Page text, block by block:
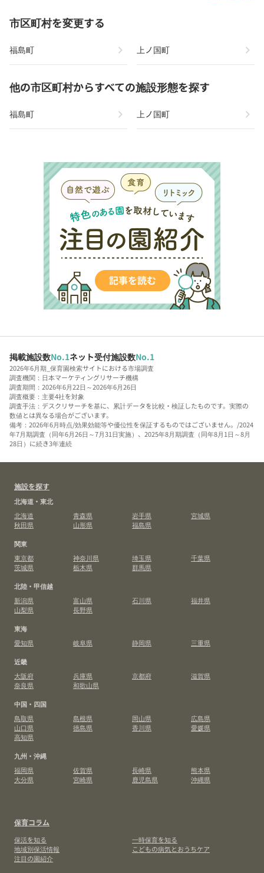
市区町村を変更する
福島町 chevron_right 上ノ国町 chevron_right
他の市区町村からすべての施設形態を探す
福島町 chevron_right 上ノ国町 chevron_right
掲載施設数No.1ネット受付施設数No.1
2026年6月期_保育園検索サイトにおける市場調査
調査機関：日本マーケティングリサーチ機構
調査期間：2026年6月22日～2026年6月26日
調査概要：主要4社を対象
調査手法：デスクリサーチを基に、累計データを比較・検証したものです。実際の
数値とは異なる場合がございます。
備考：2026年6月時点/効果効能等や優位性を保証するものではございません。/2024
年7月期調査（同年6月26日～7月31日実施）、2025年8月期調査（同年8月1日～8月
28日）に続き3年連続
施設を探す
北海道・東北
北海道
青森県 岩手県
宮城県
秋田県
山形県
福島県
関東
東京都
神奈川県 埼玉県
千葉県
茨城県
栃木県
群馬県
北陸・甲信越
新潟県
富山県 石川県
福井県
山梨県
長野県
東海
愛知県
岐阜県 静岡県
三重県
近畿
大阪府
兵庫県 京都府
滋賀県
奈良県
和歌山県
中国・四国
鳥取県
島根県 岡山県
広島県
山口県
徳島県 香川県
愛媛県
高知県
九州・沖縄
福岡県
佐賀県 長崎県
熊本県
大分県
宮崎県 鹿児島県 沖縄県
保育コラム
保活を知る
一時保育を知る
地域別保活情報
こどもの病気とおうちケア
注目の園紹介